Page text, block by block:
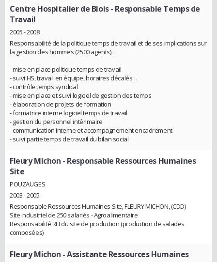
Centre Hospitalier de Blois- Responsable Temps de
Travail
2005 - 2008
Responsabilité de la politique temps de travail et de ses implications sur
la gestion des hommes (2500 agents) :
- mise en place politique temps de travail
- suivi HS, travail en équipe, horaires décalés…
- contrôle temps syndical
- mise en place et suivi logiciel de gestion des temps
- élaboration de projets de formation
- formatrice interne logiciel temps de travail
- gestion du personnel intérimaire
- communication interne et accompagnement encadrement
- suivi partie temps de travail du bilan social
Fleury Michon - Responsable Ressources Humaines
Site
POUZAUGES
2003 - 2005
Responsable Ressources Humaines Site, FLEURY MICHON, (CDD)
Site industriel de 250 salariés - Agroalimentaire
Responsabilité RH du site de production (production de salades
composées)
Fleury Michon - Assistante Ressources Humaines